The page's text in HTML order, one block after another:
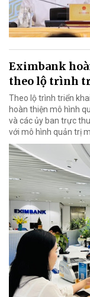
Eximbank
theo lộ trình
Theo lộ trình triển
hoàn thiện mô hình
và các ủy ban trực
với mô hình quản trị